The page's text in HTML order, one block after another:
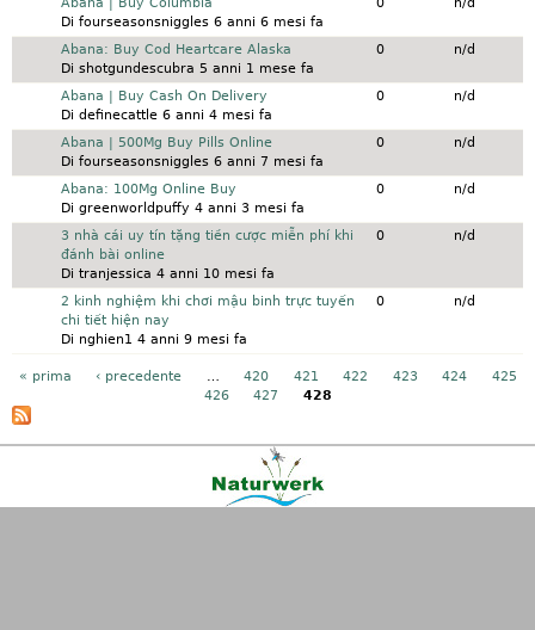
Di fourseasonsniggles6 anni 6 mesi fa
Discussione normale
Abana: Buy Cod Heartcare Alaska
Di shotgundescubra 5 anni 1 mese fa
0 n/d
Discussione normale
Abana | Buy Cash On Delivery
Di definecattle6 anni 4 mesi fa
0 n/d
Discussione normale
Abana | 500Mg Buy Pills Online
Di fourseasonsniggles6 anni 7 mesi fa
0 n/d
Discussione normale
Abana: 100Mg Online Buy
Di greenworldpuffy 4 anni 3 mesi fa
0 n/d
Discussione normale
3 nhà cái uy tín tặng tiền cược miễn phí khi
đánh bài online
Di tranjessica 4 anni 10 mesi fa
0 n/d
Discussione normale
2 kinh nghiệm khi chơi mậu binh trực tuyến
chi tiết hiện nay
Di nghien1 4 anni 9 mesi fa
0 n/d
Pagine
« prima ‹ precedente … 420 421 422 423 424
425
426
427 428
|AGB|